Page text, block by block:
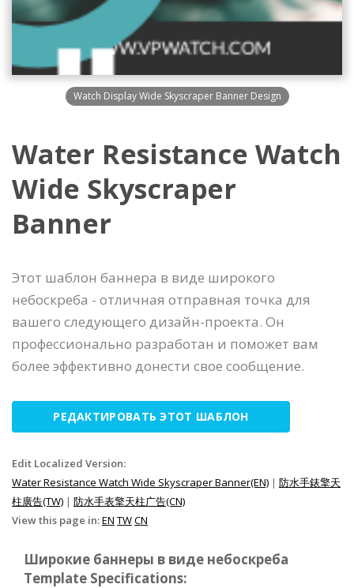
Watch Display Wide Skyscraper Banner Design
Water Resistance Watch
Wide Skyscraper
Banner
Этот шаблон баннера в виде широкого
небоскреба - отличная отправная точка для
вашего следующего дизайн-проекта. Он
профессионально разработан и поможет вам
более эффективно донести свое сообщение.
РЕДАКТИРОВАТЬ ЭТОТ ШАБЛОН
Edit Localized Version:
Water Resistance Watch Wide Skyscraper Banner(EN) | 防水手錶擎天
柱廣告(TW) | 防水手表擎天柱广告(CN)
View this page in:EN TWCN
Широкие баннеры в виде небоскреба
Template Specifications: